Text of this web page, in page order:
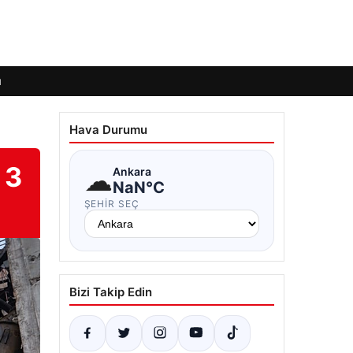
3
Hava Durumu
☁Ankara
NaN°C
ŞEHIR SEÇ
Bizi Takip Edin